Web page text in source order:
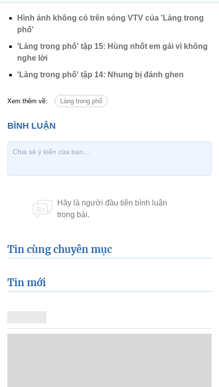
Hình ảnh không có trên sóng VTV của 'Làng trong
phố'
'Làng trong phố' tập 15: Hùng nhốt em gái vì không
nghe lời
'Làng trong phố' tập 14: Nhung bị đánh ghen
Xem thêm về: Làng trong phố
Tin cùng chuyên mục
Tin mới